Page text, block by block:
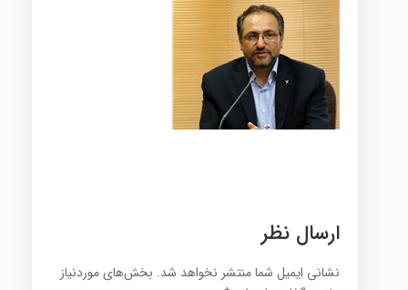
ارسال نظر
نشانی ایمیل شما منتشر نخواهد شد. بخش‌های موردنیاز